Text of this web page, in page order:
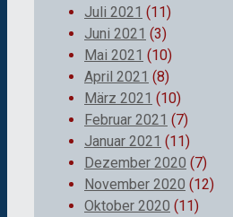
Juli 2021 (11)
Juni 2021 (3)
Mai 2021 (10)
April 2021 (8)
März 2021 (10)
Februar 2021 (7)
Januar 2021 (11)
Dezember 2020 (7)
November 2020 (12)
Oktober 2020 (11)